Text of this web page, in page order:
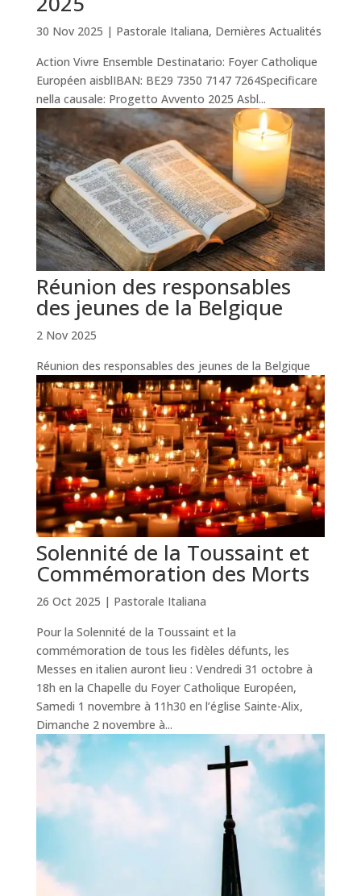
30 Nov 2025 | Pastorale Italiana, Dernières Actualités
Action Vivre Ensemble Destinatario: Foyer Catholique
Européen aisblIBAN: BE29 7350 7147 7264Specificare
nella causale: Progetto Avvento 2025 Asbl...
Réunion des responsables
des jeunes de la Belgique
2 Nov 2025
Réunion des responsables des jeunes de la Belgique
Solennité de la Toussaint et
Commémoration des Morts
26 Oct 2025 | Pastorale Italiana
Pour la Solennité de la Toussaint et la
commémoration de tous les fidèles défunts, les
Messes en italien auront lieu : Vendredi 31 octobre à
18h en la Chapelle du Foyer Catholique Européen,
Samedi 1 novembre à 11h30 en l’église Sainte-Alix,
Dimanche 2 novembre à...